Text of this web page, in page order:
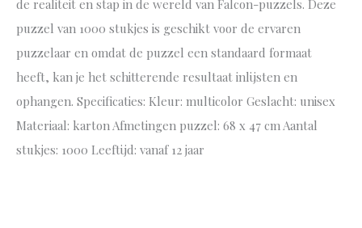
de realiteit en stap in de wereld van Falcon-puzzels. Deze
puzzel van 1000 stukjes is geschikt voor de ervaren
puzzelaar en omdat de puzzel een standaard formaat
heeft, kan je het schitterende resultaat inlijsten en
ophangen. Specificaties: Kleur: multicolor Geslacht: unisex
Materiaal: karton Afmetingen puzzel: 68 x 47 cm Aantal
stukjes: 1000 Leeftijd: vanaf 12 jaar